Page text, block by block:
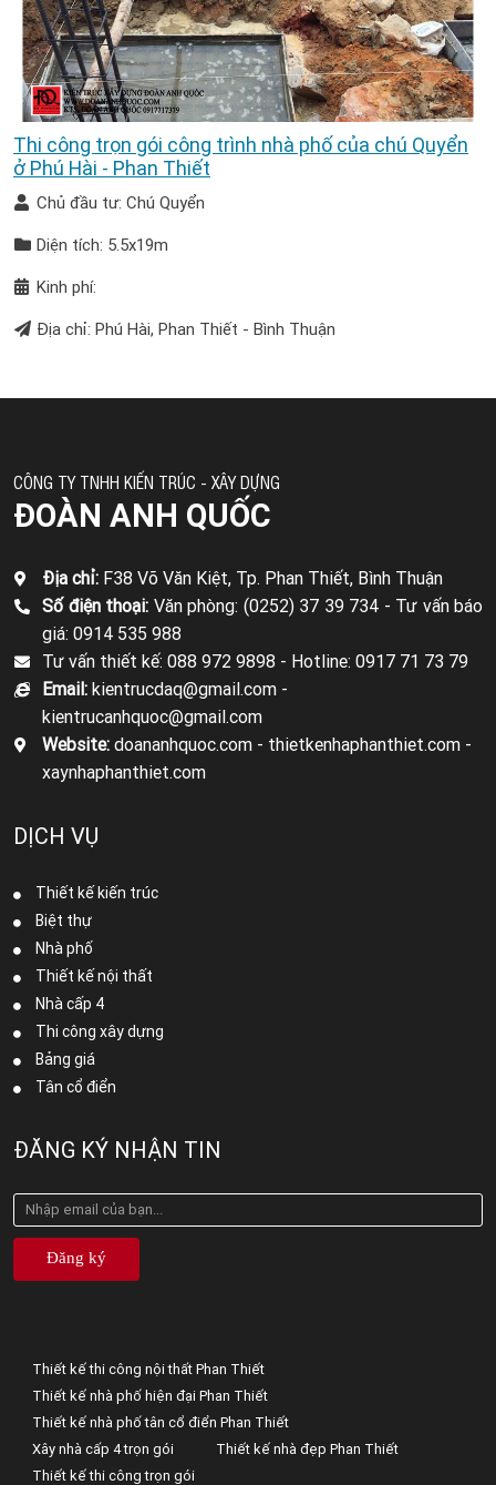
Thi công trọn gói công trình nhà phố của chú Quyển
ở Phú Hài - Phan Thiết
Chủ đầu tư: Chú Quyển
Diện tích: 5.5x19m
Kinh phí:
Địa chỉ: Phú Hài, Phan Thiết - Bình Thuận
CÔNG TY TNHH KIẾN TRÚC - XÂY DỰNG
ĐOÀN ANH QUỐC
Địa chỉ: F38 Võ Văn Kiệt, Tp. Phan Thiết, Bình Thuận
Số điện thoại: Văn phòng: (0252) 37 39 734 - Tư vấn báo
giá: 0914 535 988
Tư vấn thiết kế: 088 972 9898 - Hotline: 0917 71 73 79
Email: kientrucdaq@gmail.com -
kientrucanhquoc@gmail.com
Website: doananhquoc.com - thietkenhaphanthiet.com -
xaynhaphanthiet.com
DỊCH VỤ
Thiết kế kiến trúc
Biệt thự
Nhà phố
Thiết kế nội thất
Nhà cấp 4
Thi công xây dựng
Bảng giá
Tân cổ điển
ĐĂNG KÝ NHẬN TIN
Đăng ký
Thiết kế thi công nội thất Phan Thiết
Thiết kế nhà phố hiện đại Phan Thiết
Thiết kế nhà phố tân cổ điển Phan Thiết
Xây nhà cấp 4 trọn gói
Thiết kế nhà đẹp Phan Thiết
Thiết kế thi công trọn gói